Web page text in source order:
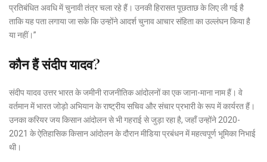
प्रतिबंधित अवधि में चुनावी तंत्र चला रहे हैं। उनकी हिरासत पूछताछ के लिए ली गई है
ताकि यह पता लगाया जा सके कि उन्होंने आदर्श चुनाव आचार संहिता का उल्लंघन किया है
या नहीं।”
कौन हैं संदीप यादव?
संदीप यादव उत्तर भारत के जमीनी राजनीतिक आंदोलनों का एक जाना-माना नाम हैं। वे
वर्तमान में भारत जोड़ो अभियान के राष्ट्रीय सचिव और संचार प्रभारी के रूप में कार्यरत हैं।
उनका करियर जय किसान आंदोलन से भी गहराई से जुड़ा रहा है, जहाँ उन्होंने 2020-
2021 के ऐतिहासिक किसान आंदोलन के दौरान मीडिया प्रबंधन में महत्वपूर्ण भूमिका निभाई
थी।